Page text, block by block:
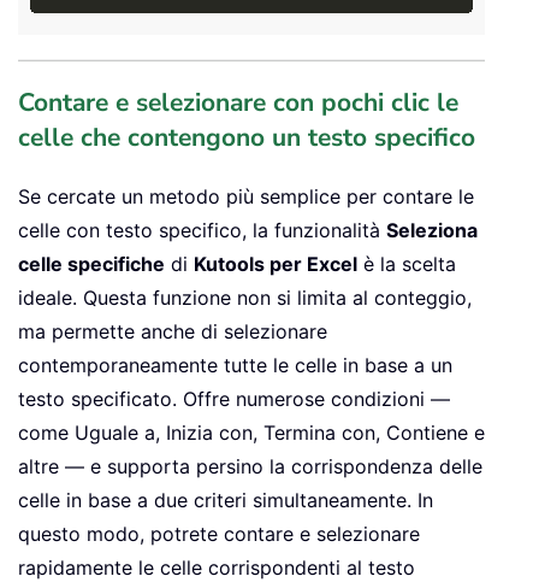
Contare e selezionare con pochi clic le
celle che contengono un testo specifico
Se cercate un metodo più semplice per contare le
celle con testo specifico, la funzionalità Seleziona
celle specifiche di Kutools per Excel è la scelta
ideale. Questa funzione non si limita al conteggio,
ma permette anche di selezionare
contemporaneamente tutte le celle in base a un
testo specificato. Offre numerose condizioni —
come Uguale a, Inizia con, Termina con, Contiene e
altre — e supporta persino la corrispondenza delle
celle in base a due criteri simultaneamente. In
questo modo, potrete contare e selezionare
rapidamente le celle corrispondenti al testo